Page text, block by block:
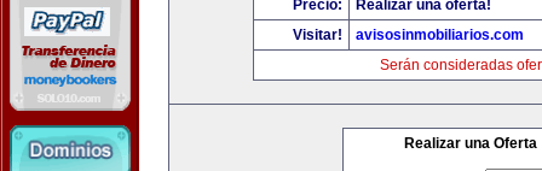
Precio:
Realizar una oferta!
Visitar!
avisosinmobiliarios.com
Serán consideradas
Realizar una Oferta